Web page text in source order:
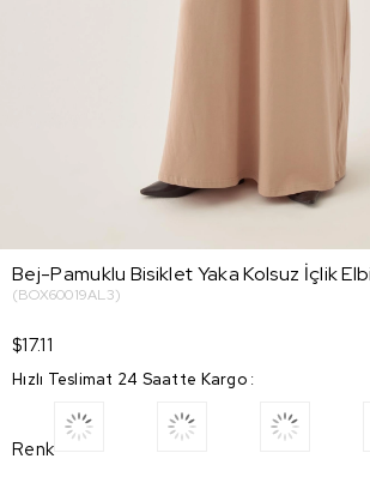
Bej-Pamuklu Bisiklet Yaka Kolsuz İçlik
(BOX60019AL3)
$17.11
Hızlı Teslimat 24 Saatte Kargo :
Renk